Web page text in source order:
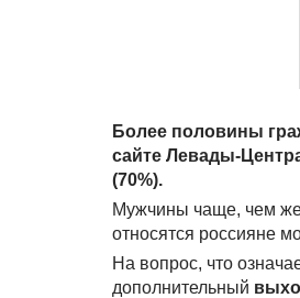
Более половины
сайте Левады-
(70%).
Мужчины чаще, чем
относятся россияне
На вопрос, что
дополнительный